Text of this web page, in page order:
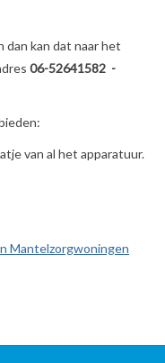
dan kan dat naar het
06-52641582 -
van al het apparatuur.
Mantelzorgwoningen